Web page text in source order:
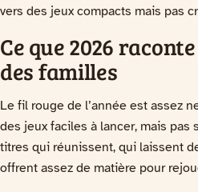
vers des jeux compacts mais pas
Ce que 2026
des familles
Le fil rouge de l’année est assez
des jeux faciles à lancer, mais pas
titres qui réunissent, qui laissent
offrent assez de matière pour